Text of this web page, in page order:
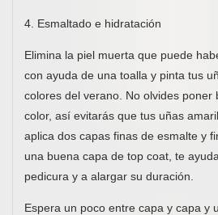
4. Esmaltado e hidratación
Elimina la piel muerta que puede
con ayuda de una toalla y pinta tus
colores del verano. No olvides poner
color, así evitarás que tus uñas
aplica dos capas finas de esmalte y
una buena capa de top coat, te
pedicura y a alargar su duración.
Espera un poco entre capa y capa y